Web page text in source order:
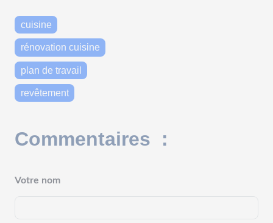
cuisine
rénovation cuisine
plan de travail
revêtement
Commentaires :
Votre nom